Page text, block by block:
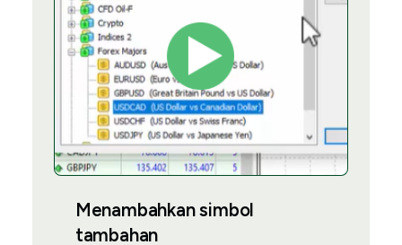
Menambahkan simbol
tambahan